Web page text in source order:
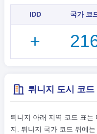
IDD 국가 코
+
튀니지 도시 코드
튀니지 아래 지역 코드 표는
지. 튀니지 국가 코드 뒤에